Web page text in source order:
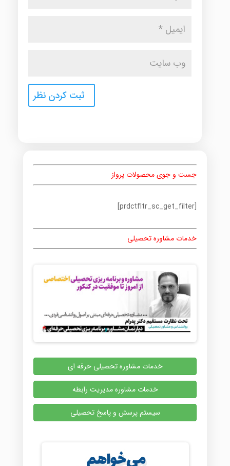
جست و جوی محصولات پرواز
[prdctfltr_sc_get_filter]
خدمات مشاوره تحصیلی
خدمات مشاوره تحصیلی حرفه ای
خدمات مشاوره مدیریت رابطه
سیستم پرسش و پاسخ تحصیلی